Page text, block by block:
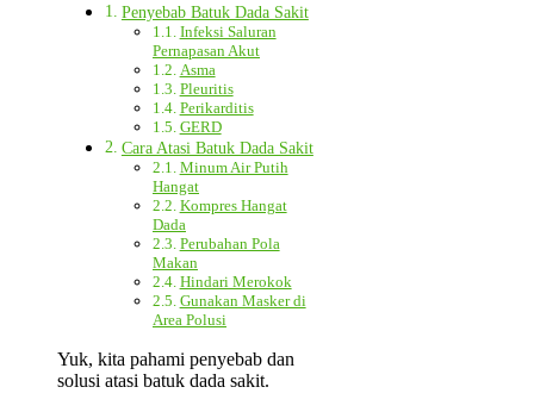
Penyebab Batuk Dada Sakit
Infeksi Saluran
Pernapasan Akut
Asma
Pleuritis
Perikarditis
GERD
Cara Atasi Batuk Dada Sakit
Minum Air Putih
Hangat
Kompres Hangat
Dada
Perubahan Pola
Makan
Hindari Merokok
Gunakan Masker di
Area Polusi
Yuk, kita pahami penyebab dan
solusi atasi batuk dada sakit.